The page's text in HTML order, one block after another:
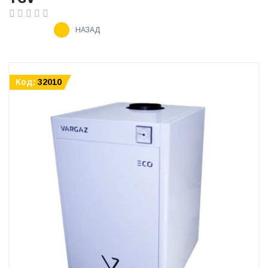
НАЗАД
Код: 32010